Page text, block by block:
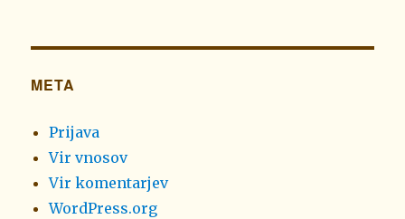
META
Prijava
Vir vnosov
Vir komentarjev
WordPress.org